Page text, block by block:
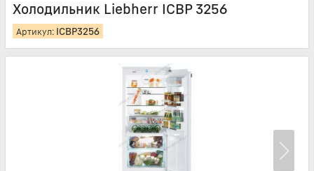
Холодильник Liebherr ICBP 3256
Артикул: ICBP3256